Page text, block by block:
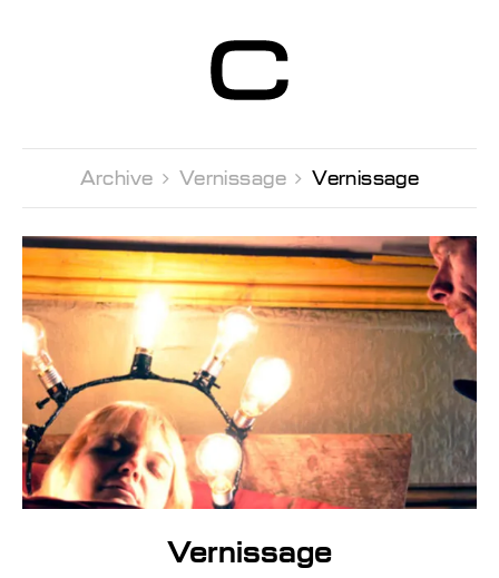
Contemporain
Genève
Archive  Vernissage  Vernissage
Vernissage